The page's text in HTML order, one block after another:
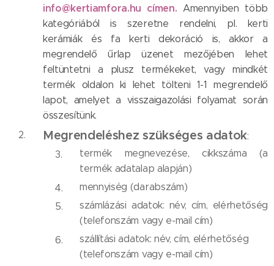
info@kertiamfora.hu címen. Amennyiben több
kategóriából is szeretne rendelni, pl. kerti
kerámiák és fa kerti dekoráció is, akkor a
megrendelő űrlap üzenet mezőjében lehet
feltüntetni a plusz termékeket, vagy mindkét
termék oldalon ki lehet tölteni 1-1 megrendelő
lapot, amelyet a visszaigazolási folyamat során
összesítünk.
Megrendeléshez szükséges adatok:
termék megnevezése, cikkszáma (a
termék adatalap alapján)
mennyiség (darabszám)
számlázási adatok: név, cím, elérhetőség
(telefonszám vagy e-mail cím)
szállítási adatok: név, cím, elérhetőség
(telefonszám vagy e-mail cím)